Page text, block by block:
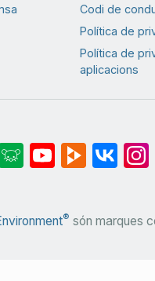
Codi de
Política de
Política de
aplicacions
® són marques